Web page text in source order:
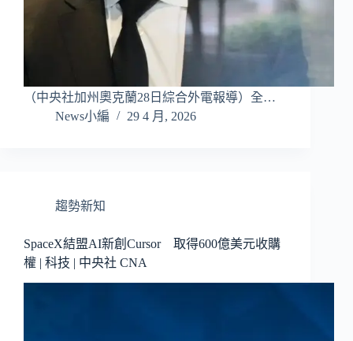
（中央社加州奧克蘭28日綜合外電報導）全…
News小編
29 4 月, 2026
趨勢新知
SpaceX結盟AI新創Cursor 取得600億美元收購
權 | 科技 | 中央社 CNA